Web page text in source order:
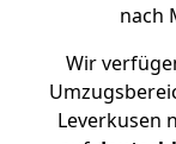
nach
Wir
Leverkusen